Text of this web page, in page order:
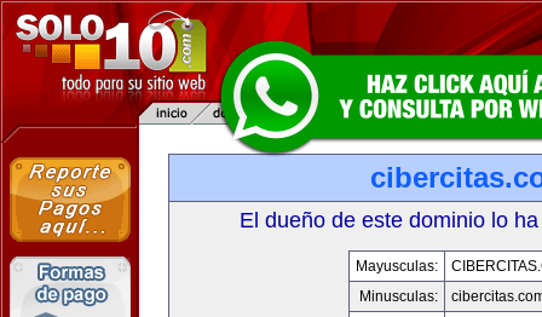
El dueño de este dominio lo
Mayusculas:
Minusculas: